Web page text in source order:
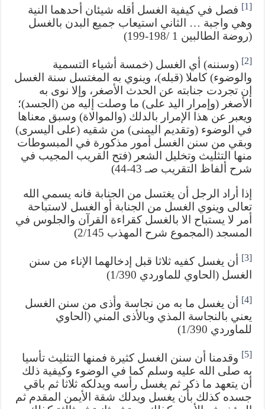
[1]
فصل في كيفية الغسل أقله شيئان أحدهما النية
وهي واجبة … الثاني استيعاب جميع البدن بالغسل
(روضة الطالبين 1 /198-199)
[2]
(وسننه) أي الغسل (خمسة أشياء التسمية
والوضوء) كاملا (قبله)، وينوي به المغتسل سنة الغسل
إن تجردت جنابته عن الحدث الأصغر، وإلا نوى به
الأصغر (وإمرار اليد على) ما وصلت إليه من (الجسد)؛
ويعبر عن هذا الإمرار بالدلك (والموالاة) وسبق معناها
في الوضوء (وتقديم اليمنى) من شقيه (على اليسرى)
وبقي من سنن الغسل أمور مذكورة في المبسوطات
منها التثليث وتخليل الشعر (فتح القريب المجيب في
شرح ألفاظ التقريب صـ 43-44)
إذا أراد الرجل أن يغتسل من الجنابة فانه يسمي الله
تعالى وينوي الغسل من الجنابة أو الغسل لاستباحة
أمر لا يستباح الا بالغسل كقراءة القرآن والجلوس في
المسجد (المجموع شرح المهذب 2/145)
[3]
أن يغسل كفيه ثلاثا قبل إدخالهما الإناء من سنن
الغسل (الحاوي للماوردي 1/390)
[4]
أن يغسل ما به من نجاسة وأذى من سنن الغسل
يعني بالنجاسة المذي وبالأذى المني (الحاوي
للماوردي 1/390)
[5]
وقدمنا أن سنن الغسل كثيرة فمنها التثليث تأسيا
به صلى الله عليه وسلم كما في الوضوء وكيفية ذلك
أن يتعهد ما ذكر ثم يغسل رأسه ويدلكه ثلاثا ثم باقي
جسده كذلك بأن يغسل ويدلك شقة الأيمن المقدم ثم